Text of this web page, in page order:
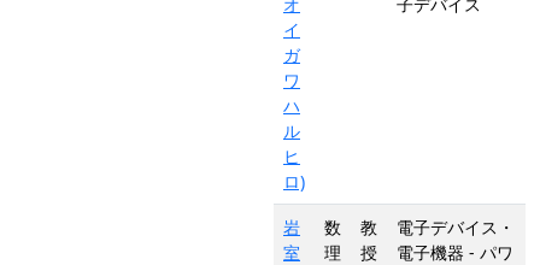
イ
ガ
ワ
ハ
ル
ヒ
ロ)
岩
室
数
理
教
授
電子デバイス・
電子機器 - パワ